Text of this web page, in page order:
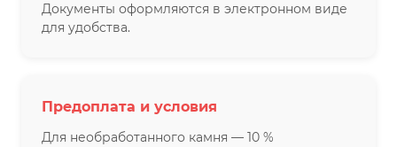
Документы оформляются в электронном виде
для удобства.
Предоплата и условия
Для необработанного камня — 10 %